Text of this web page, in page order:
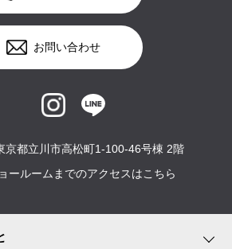
お問い合わせ
都立川市高松町1-100-46号棟 2階
ールームまでのアクセスはこちら